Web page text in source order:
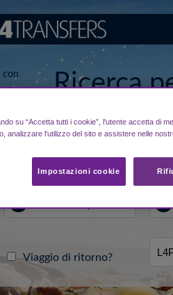
con
Ricerca
da/per
A
Viaggio di ritorno?
su “Accetta tutti i cookie”, l'utente accetta di
analizzare l'utilizzo del sito e assistere nelle
Impostazioni cookie